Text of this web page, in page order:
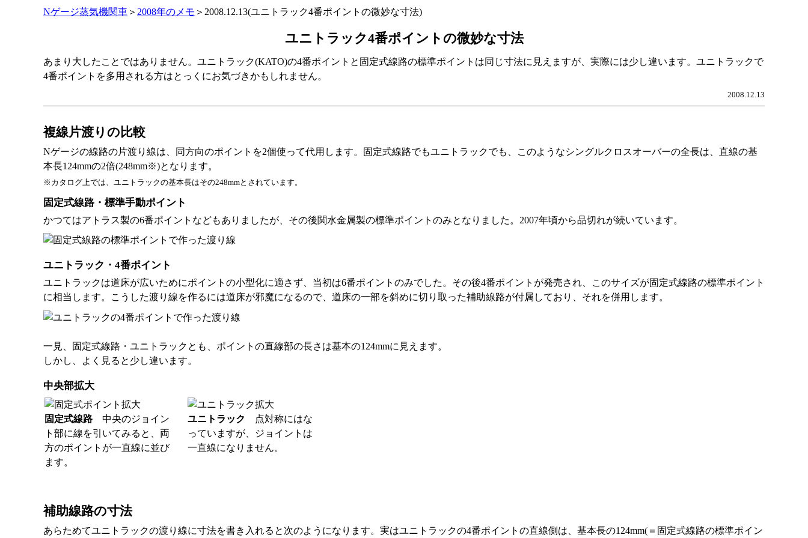
Nゲージ蒸気機関車 ＞ 2008年のメモ ＞2008.12.13(ユニトラック4番ポイントの微妙な寸法)
ユニトラック4番ポイントの微妙な寸法
あまり大したことではありません。ユニトラック(KATO)の4番ポイントと固定式線路の標準ポイントは同じ寸法に見えますが、実際には少し違います。ユニトラックで
4番ポイントを多用される方はとっくにお気づきかもしれません。
2008.12.13
複線片渡りの比較
Nゲージの線路の片渡り線は、同方向のポイントを2個使って代用します。固定式線路でもユニトラックでも、このようなシングルクロスオーバーの全長は、直線の基
本長124mmの2倍(248mm※)となります。
※カタログ上では、ユニトラックの基本長はその248mmとされています。
固定式線路・標準手動ポイント
かつてはアトラス製の6番ポイントなどもありましたが、その後関水金属製の標準ポイントのみとなりました。2007年頃から品切れが続いています。
ユニトラック・4番ポイント
ユニトラックは道床が広いためにポイントの小型化に適さず、当初は6番ポイントのみでした。その後4番ポイントが発売され、このサイズが固定式線路の標準ポイント
に相当します。こうした渡り線を作るには道床が邪魔になるので、道床の一部を斜めに切り取った補助線路が付属しており、それを併用します。
一見、固定式線路・ユニトラックとも、ポイントの直線部の長さは基本の124mmに見えます。
しかし、よく見ると少し違います。
中央部拡大
固定式線路 中央のジョイン
ト部に線を引いてみると、両
方のポイントが一直線に並び
ます。
ユニトラック
点対称にはな
っていますが、ジョイントは
一直線になりません。
補助線路の寸法
あらためてユニトラックの渡り線に寸法を書き入れると次のようになります。実はユニトラックの4番ポイントの直線側は、基本長の124mm(＝固定式線路の標準ポイン